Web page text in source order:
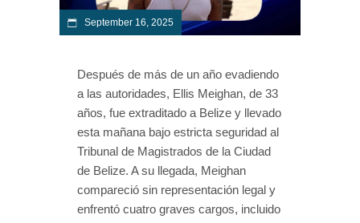
September 16, 2025
Después de más de un año evadiendo
a las autoridades, Ellis Meighan, de 33
años, fue extraditado a Belize y llevado
esta mañana bajo estricta seguridad al
Tribunal de Magistrados de la Ciudad
de Belize. A su llegada, Meighan
compareció sin representación legal y
enfrentó cuatro graves cargos, incluido